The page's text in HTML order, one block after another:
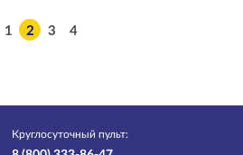
1 2 3 4
Круглосуточный пульт: